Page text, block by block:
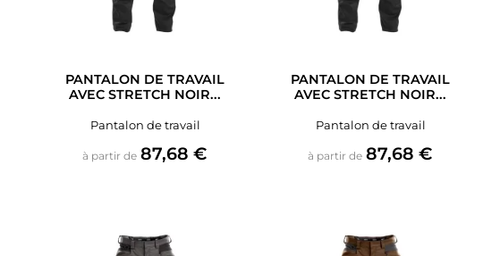
PANTALON DE TRAVAIL
AVEC STRETCH NOIR...
Pantalon de travail
à partir de Prix
87,68 €
PANTALON DE TRAVAIL
AVEC STRETCH NOIR...
Pantalon de travail
à partir de Prix
87,68 €